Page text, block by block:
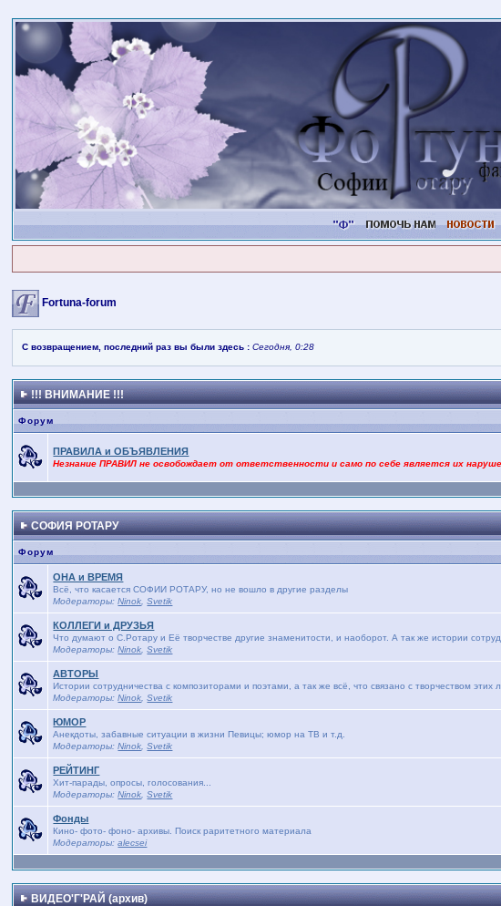
Fortuna-forum
С возвращением, последний раз вы были здесь :Сегодня, 0:28
!!! ВНИМАНИЕ !!!
Форум
ПРАВИЛА и ОБЪЯВЛЕНИЯ
Незнание ПРАВИЛ не освобождает от ответственности и само по себе является их
СОФИЯ РОТАРУ
Форум
ОНА и ВРЕМЯ
Bсё, что касается СОФИИ РОТАРУ, но не вошло в другие разделы
Модераторы:Ninok ,Svetik
КОЛЛЕГИ и ДРУЗЬЯ
Что думают о С.Ротару и Её творчестве другие знаменитости, и наоборот. А так же истории
Модераторы:Ninok ,Svetik
АВТОРЫ
Истории сотрудничества с композиторами и поэтами, а так же всё, что связано с творчеством этих
Модераторы:Ninok ,Svetik
ЮМОР
Анекдоты, забавные ситуации в жизни Певицы; юмор на ТВ и т.д.
Модераторы:Ninok ,Svetik
РЕЙТИНГ
Хит-парады, опросы, голосования...
Модераторы:Ninok ,Svetik
Фонды
Кино- фото- фоно- архивы. Поиск раритетного материала
Модераторы:alecsei
ВИДЕО'Г'РАЙ (архив)